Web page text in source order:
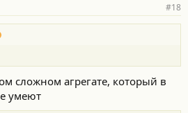
#18
сложном агрегате, который в
умеют